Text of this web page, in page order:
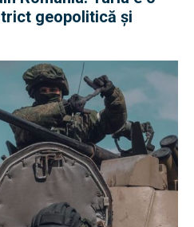
geopolitică și